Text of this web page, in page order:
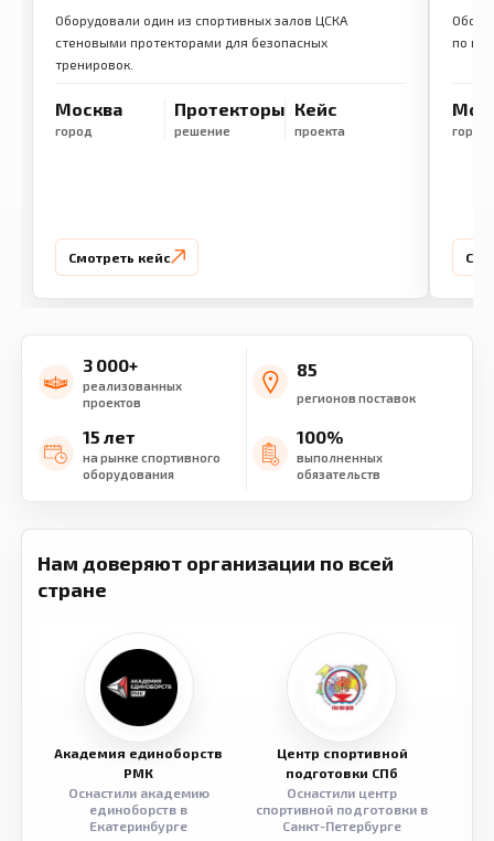
Оборудовали один из спортивных залов ЦСКА
стеновыми протекторами для безопасных
тренировок.
Москва
город
Протекторы
решение
Кейс
проекта
Смотреть кейс
по
город
3 000+
реализованных
проектов
85
регионов поставок
15 лет
на рынке спортивного
оборудования
100%
выполненных
обязательств
Нам доверяют организации по всей
стране
Академия единоборств
РМК
Оснастили академию
единоборств в
Екатеринбурге
Центр спортивной
подготовки СПб
Оснастили центр
спортивной подготовки в
Санкт-Петербурге